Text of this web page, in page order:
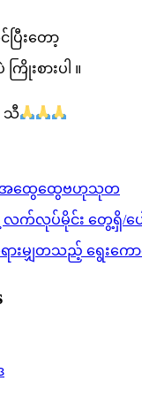
ပြီးတော့
ြိုးစားပါ ။
သီ
အထွေထွေဗဟုသုတ
လက်လုပ်မိုင်း တွေ့ရှိ/ပေ
မျှတသည့် ရွေးကော